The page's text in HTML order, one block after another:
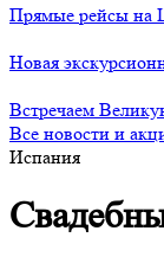
Прямые рейсы на
Новая
Встречаем
Все новости и
Испания